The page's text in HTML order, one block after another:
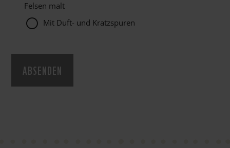
Felsen malt
Mit Duft- und Kratzspuren